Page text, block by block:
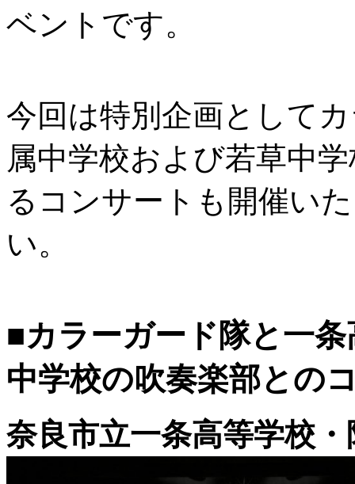
ベントです。
今回は特別企画として
属中学校および若草中
るコンサートも開催い
い。
■カラーガード隊と⼀
中学校の吹奏楽部との
奈良市立一条高等学校